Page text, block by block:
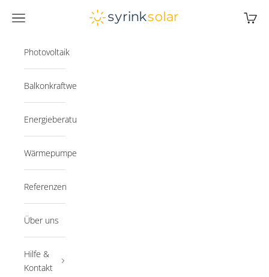
Syrink
Navigationsmenü öffnen
Photovoltaik
Balkonkraftwerk
Energieberatung
Wärmepumpe
Referenzen
Über uns
Hilfe &
Kontakt